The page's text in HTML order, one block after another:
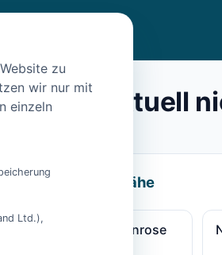
ist aktuell
in der Nähe
Ferienwohnung Dünenrose
zu
wir nur mit
einzeln
Ltd.),